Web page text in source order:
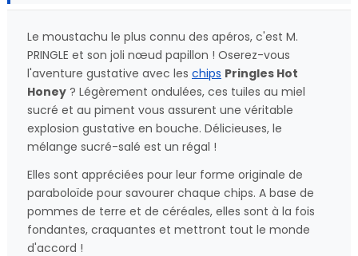
Le moustachu le plus connu des apéros, c'est M.
PRINGLE et son joli nœud papillon ! Oserez-vous
l'aventure gustative avec les chips Pringles Hot
Honey ? Légèrement ondulées, ces tuiles au miel
sucré et au piment vous assurent une véritable
explosion gustative en bouche. Délicieuses, le
mélange sucré-salé est un régal !
Elles sont appréciées pour leur forme originale de
paraboloïde pour savourer chaque chips. A base de
pommes de terre et de céréales, elles sont à la fois
fondantes, craquantes et mettront tout le monde
d'accord !